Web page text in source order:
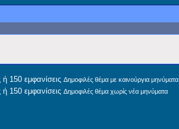
Δημοφιλές θέμα με καινούργια μηνύματα
Δημοφιλές θέμα χωρίς νέα μηνύματα